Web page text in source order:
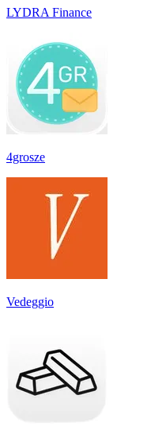
LYDRA Finance
4grosze
Vedeggio